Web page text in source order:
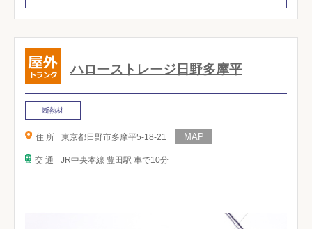
ハローストレージ日野多摩平
断熱材
住 所 東京都日野市多摩平5-18-21
交 通 JR中央本線 豊田駅 車で10分